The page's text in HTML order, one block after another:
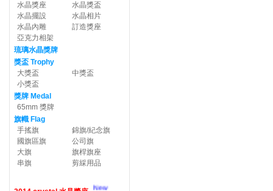
水晶獎座
水晶獎盃
水晶擺設
水晶相片
水晶內雕
訂造獎座
亞克力相架
琉璃水晶獎牌
獎盃 Trophy
大獎盃
中獎盃
小獎盃
獎牌 Medal
65mm 獎牌
旗幟 Flag
手搖旗
錦旗/紀念旗
國旗區旗
公司旗
大旗
旗桿旗座
串旗
剪綵用品
New